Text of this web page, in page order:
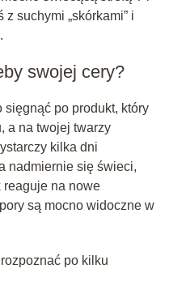
suchymi „skórkami” i
swojej cery?
sięgnąć po produkt, który
a na twojej twarzy
kilka dni
nadmiernie się świeci,
na nowe
są mocno widoczne w
po kilku